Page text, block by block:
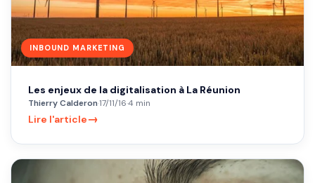
INBOUND MARKETING
Les enjeux de la digitalisation à La Réunion
Thierry Calderon·17/11/16·4 min
Lire l'article→